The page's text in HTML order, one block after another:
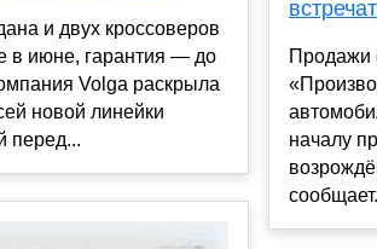
и двух кроссоверов
в июне, гарантия — до
Volga раскрыла
новой линейки
перед...
Продажи
началу